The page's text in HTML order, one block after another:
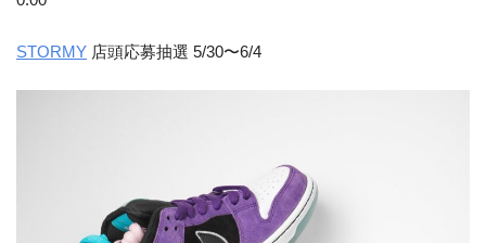
STORMY 店頭応募抽選 5/30〜6/4